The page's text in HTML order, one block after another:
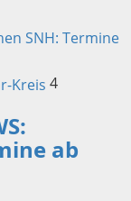
SNH: Termine
4
ab